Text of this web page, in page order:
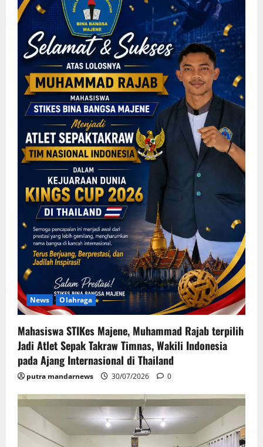
News Olahraga
Mahasiswa STIKes Majene, Muhammad Rajab terpilih
Jadi Atlet Sepak Takraw Timnas, Wakili Indonesia
pada Ajang Internasional di Thailand
putra mandarnews 30/07/2026 0